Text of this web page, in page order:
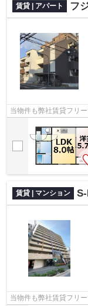
賃貸 | アパート フ
当物件も弊社賃貸フリ
賃貸 | マンション S-
当物件も弊社賃貸フリ